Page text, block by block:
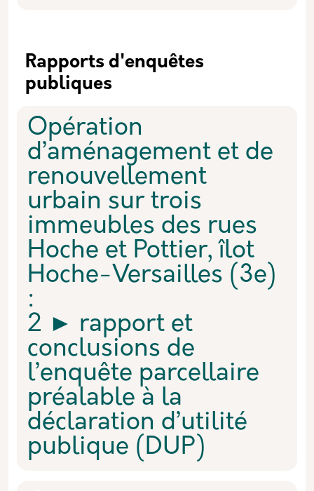
Rapports d'enquêtes
publiques
Opération
d’aménagement et de
renouvellement
urbain sur trois
immeubles des rues
Hoche et Pottier, îlot
Hoche-Versailles (3e)
:
2 ► rapport et
conclusions de
l’enquête parcellaire
préalable à la
déclaration d’utilité
publique (DUP)